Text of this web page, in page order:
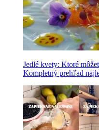
Jedlé kvety: Ktoré
Kompletný prehľad